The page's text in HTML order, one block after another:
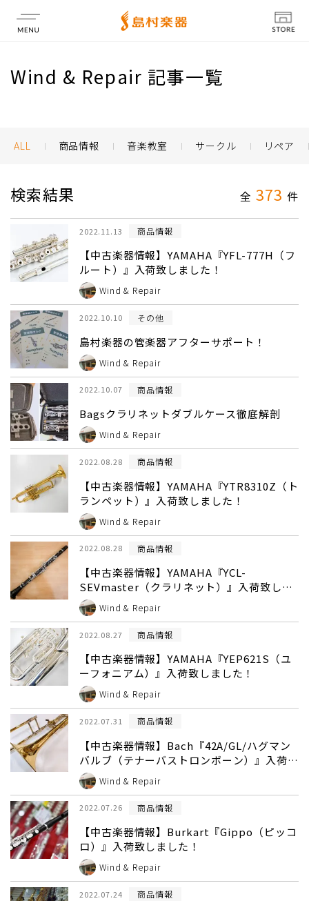
店舗情報
Wind & Repair 記事一覧
ALL 商品情報 音楽教室 サークル リペア
検索結果 全 373 件
2022.11.13 商品情報
【中古楽器情報】YAMAHA『YFL-777H（フ
ルート）』入荷致しました！
Wind & Repair
2022.10.10 その他
島村楽器の管楽器アフターサポート！
Wind & Repair
2022.10.07 商品情報
Bagsクラリネットダブルケース徹底解剖
Wind & Repair
2022.08.28 商品情報
【中古楽器情報】YAMAHA『YTR8310Z（ト
ランペット）』入荷致しました！
Wind & Repair
2022.08.28 商品情報
【中古楽器情報】YAMAHA『YCL-
SEVmaster（クラリネット）』入荷致しま
した！Wind & Repair
2022.08.27 商品情報
【中古楽器情報】YAMAHA『YEP621S（ユ
ーフォニアム）』入荷致しました！
Wind & Repair
2022.07.31 商品情報
【中古楽器情報】Bach『42A/GL/ハグマン
バルブ（テナーバストロンボーン）』入荷致
しました！
Wind & Repair
2022.07.26 商品情報
【中古楽器情報】Burkart『Gippo（ピッコ
ロ）』入荷致しました！
Wind & Repair
2022.07.24 商品情報